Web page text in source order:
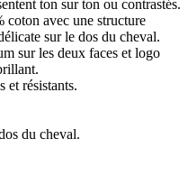
ton sur ton ou contrastés.
coton avec une structure
sur le dos du cheval.
sur les deux faces et logo
et résistants.
du cheval.